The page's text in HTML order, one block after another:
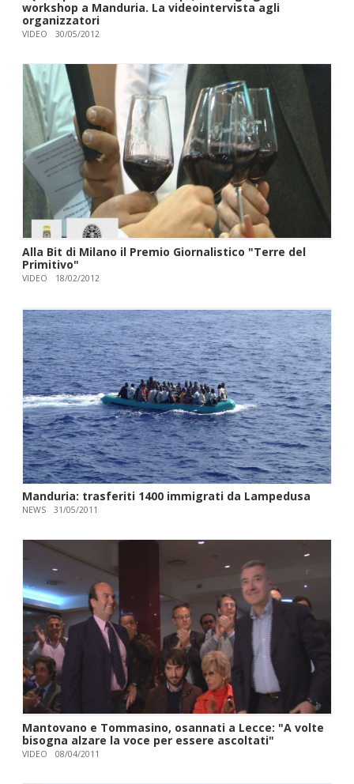
workshop a Manduria. La videointervista agli
organizzatori
VIDEO 30/05/2012
Alla Bit di Milano il Premio Giornalistico "Terre del
Primitivo"
VIDEO 18/02/2012
Manduria: trasferiti 1400 immigrati da Lampedusa
NEWS 31/05/2011
Mantovano e Tommasino, osannati a Lecce: "A volte
bisogna alzare la voce per essere ascoltati"
VIDEO 08/04/2011